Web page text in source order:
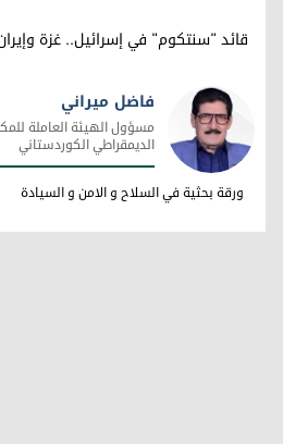
قائد "سنتكوم" في إسرائيل.. غزة
فاضل ميراني
فاضل ميراني
مسؤول الهيئة العاملة
الديمقراطي الكوردستاني
ورقة بحثية في السلاح و الامن و السيادة